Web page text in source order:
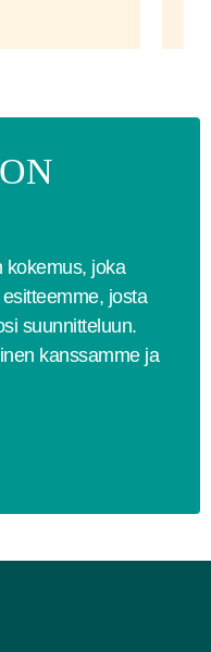
kokemus, joka
josta
suunnitteluun.
kanssamme ja